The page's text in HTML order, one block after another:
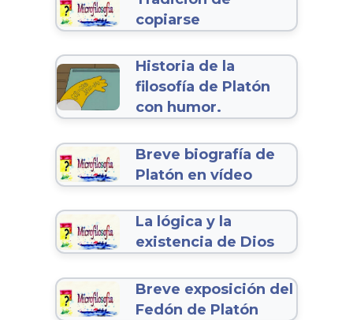
copiarse
Historia de la
filosofía de Platón
con humor.
Breve biografía de
Platón en vídeo
La lógica y la
existencia de Dios
Breve exposición del
Fedón de Platón